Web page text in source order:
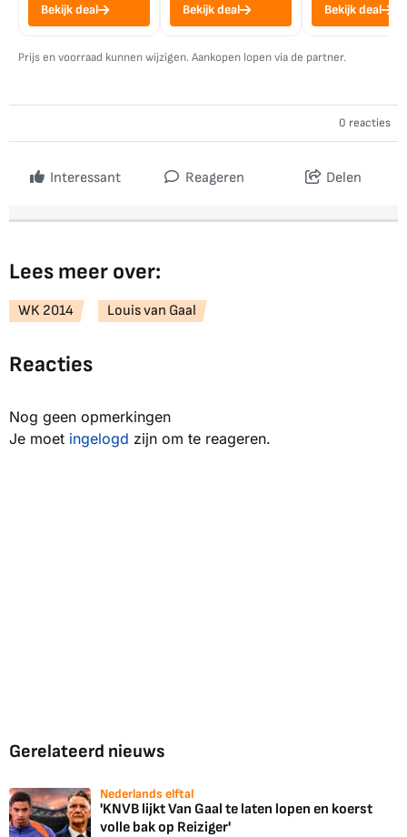
Bekijk deal Bekijk deal Bekijk deal
Prijs en voorraad kunnen wijzigen. Aankopen lopen via de partner.
0 reacties
Interessant Reageren Delen
Lees meer over:
WK 2014 Louis van Gaal
Reacties
Nog geen opmerkingen
Je moet ingelogd zijn om te reageren.
Gerelateerd nieuws
Nederlands elftal
'KNVB lijkt Van Gaal te laten lopen en koerst
volle bak op Reiziger'